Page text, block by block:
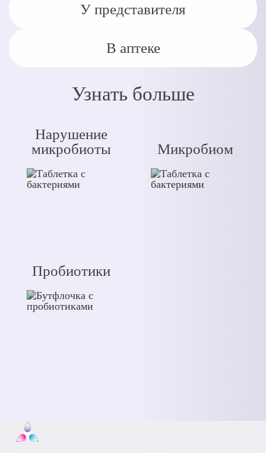
У представителя
В аптеке
Узнать больше
Нарушение
микробиоты
Микробиом
Пробиотики